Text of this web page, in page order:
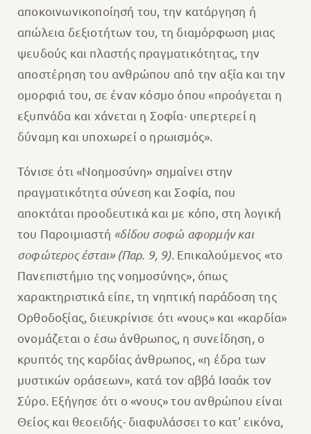
αποκοινωνικοποίησή του, την κατάργηση ή
απώλεια δεξιοτήτων του, τη διαμόρφωση μιας
ψευδούς και πλαστής πραγματικότητας, την
αποστέρηση του ανθρώπου από την αξία και την
ομορφιά του, σε έναν κόσμο όπου «προάγεται η
εξυπνάδα και χάνεται η Σοφία· υπερτερεί η
δύναμη και υποχωρεί ο ηρωισμός».
Τόνισε ότι «Νοημοσύνη» σημαίνει στην
πραγματικότητα σύνεση και Σοφία, που
αποκτάται προοδευτικά και με κόπο, στη λογική
του Παροιμιαστή «δίδου σοφώ αφορμήν και
σοφώτερος έσται» (Παρ. 9, 9). Επικαλούμενος «το
Πανεπιστήμιο της νοημοσύνης», όπως
χαρακτηριστικά είπε, τη νηπτική παράδοση της
Ορθοδοξίας, διευκρίνισε ότι «νους» και «καρδία»
ονομάζεται ο έσω άνθρωπος, η συνείδηση, ο
κρυπτός της καρδίας άνθρωπος, «η έδρα των
μυστικών οράσεων», κατά τον αββά Ισαάκ τον
Σύρο. Εξήγησε ότι ο «νους» του ανθρώπου είναι
Θείος και θεοειδής· διαφυλάσσει το κατ’ εικόνα,